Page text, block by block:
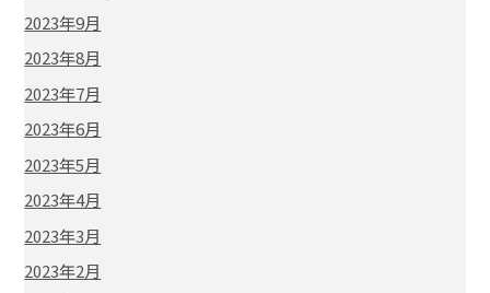
2023年9月
2023年8月
2023年7月
2023年6月
2023年5月
2023年4月
2023年3月
2023年2月